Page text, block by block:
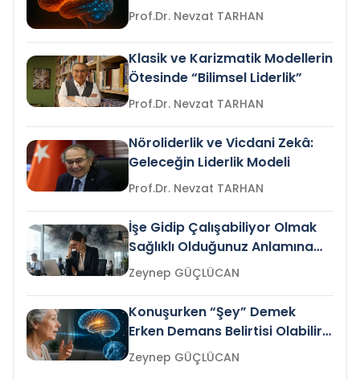
Prof.Dr. Nevzat TARHAN
Klasik ve Karizmatik Modellerin
Ötesinde “Bilimsel Liderlik”
Prof.Dr. Nevzat TARHAN
Nöroliderlik ve Vicdani Zekâ:
Geleceğin Liderlik Modeli
Prof.Dr. Nevzat TARHAN
İşe Gidip Çalışabiliyor Olmak
Sağlıklı Olduğunuz Anlamına
Gelir mi?Zeynep GÜÇLÜCAN
Konuşurken “Şey” Demek
Erken Demans Belirtisi Olabilir
mi?
Zeynep GÜÇLÜCAN